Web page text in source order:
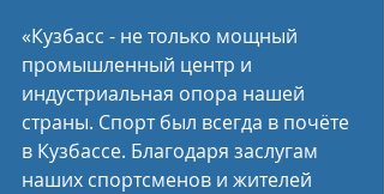
«Кузбасс - не только мощный
промышленный центр и
индустриальная опора нашей
страны. Спорт был всегда в почёте
в Кузбассе. Благодаря заслугам
наших спортсменов и жителей